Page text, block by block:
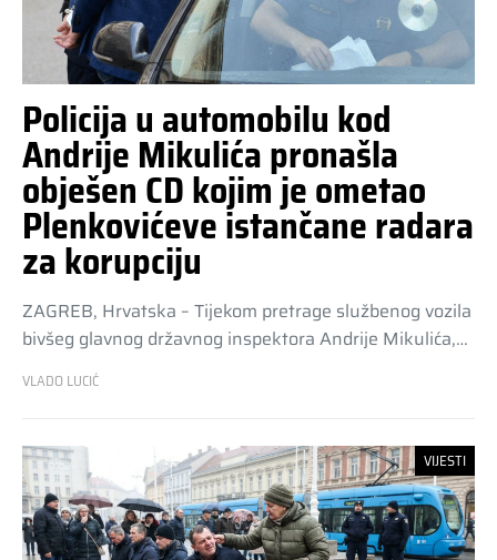
Policija u automobilu kod
Andrije Mikulića pronašla
obješen CD kojim je ometao
Plenkovićeve istančane radara
za korupciju
ZAGREB, Hrvatska – Tijekom pretrage službenog vozila
bivšeg glavnog državnog inspektora Andrije Mikulića,…
VLADO LUCIĆ
VIJESTI